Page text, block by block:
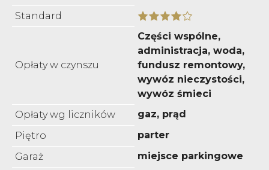
Standard
Opłaty w czynszu
Części wspólne,
administracja, woda,
fundusz remontowy,
wywóz nieczystości,
wywóz śmieci
Opłaty wg liczników
gaz, prąd
Piętro
parter
Garaż
miejsce parkingowe